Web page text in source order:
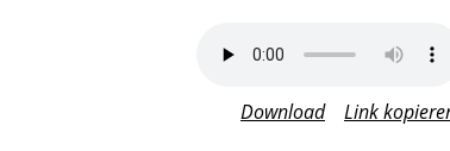
Download Link